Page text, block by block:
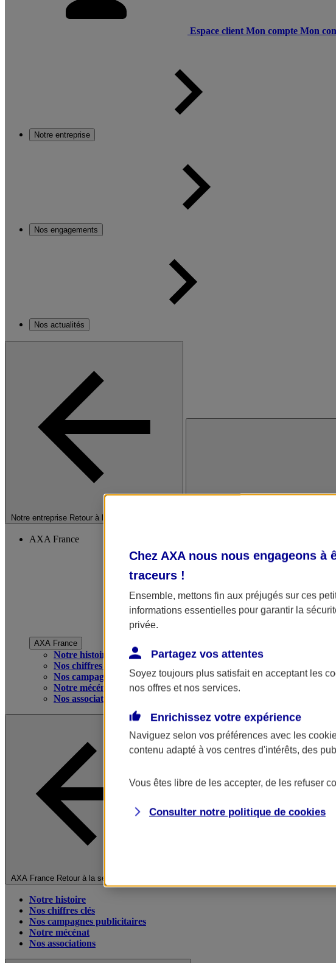
Espace client Mon compte Mon
Notre entreprise
Nos engagements
Nos actualités
Notre entreprise Retour à la section précédente
AXA France
AXA France
Notre histoire
Nos chiffres clés
Nos campagnes publicitaires
Notre mécénat
Nos associations
AXA France Retour à la section précédente
Notre histoire
Nos chiffres clés
Nos campagnes publicitaires
Notre mécénat
Nos associations
Chez AXA nous nous engageons
traceurs !
Ensemble, mettons fin aux préjugés sur ces
informations essentielles pour garantir la
privée.
Partagez vos attentes
Soyez toujours plus satisfait en acceptant les
nos offres et nos services.
Enrichissez votre expérience
Naviguez selon vos préférences avec les
contenu adapté à vos centres d'intérêts, des
Vous êtes libre de les accepter, de les refuser
Consulter notre politique de cookies